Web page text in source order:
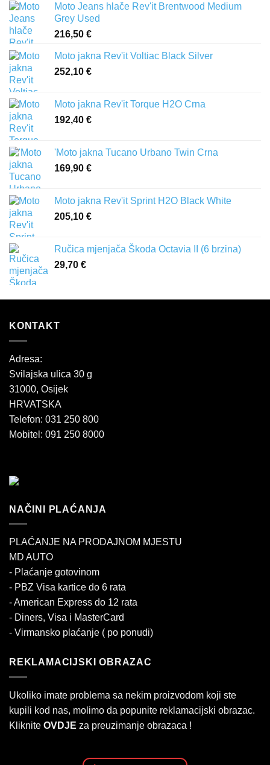
Moto Jeans hlače Rev'it Brentwood Medium
Grey Used
216,50 €
Moto jakna Rev'it Voltiac Black Silver
252,10 €
Moto jakna Rev'it Torque H2O Crna
192,40 €
'Moto jakna Tucano Urbano Twin Crna
169,90 €
Moto jakna Rev'it Sprint H2O Black White
205,10 €
Ručica mjenjača Škoda Octavia II (6 brzina)
29,70 €
KONTAKT
Adresa:
Svilajska ulica 30 g
31000, Osijek
HRVATSKA
Telefon: 031 250 800
Mobitel: 091 250 8000
NAČINI PLAĆANJA
PLAĆANJE NA PRODAJNOM MJESTU
MD AUTO
- Plaćanje gotovinom
- PBZ Visa kartice do 6 rata
- American Express do 12 rata
- Diners, Visa i MasterCard
- Virmansko plaćanje ( po ponudi)
REKLAMACIJSKI OBRAZAC
Ukoliko imate problema sa nekim proizvodom koji ste
kupili kod nas, molimo da popunite reklamacijski obrazac.
Kliknite OVDJE za preuzimanje obrazaca !